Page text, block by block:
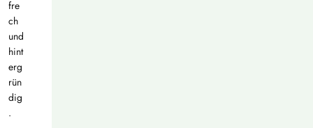
fre
ch
und
hint
erg
rün
dig
.